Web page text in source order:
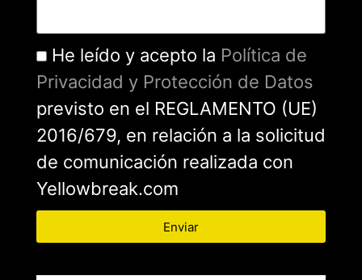
He leído y acepto la Política de
Privacidad y Protección de Datos
previsto en el REGLAMENTO (UE)
2016/679, en relación a la solicitud
de comunicación realizada con
Yellowbreak.com
Enviar